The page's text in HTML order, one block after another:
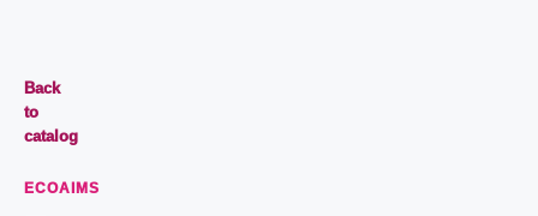
Back
to
catalog
ECOAIMS